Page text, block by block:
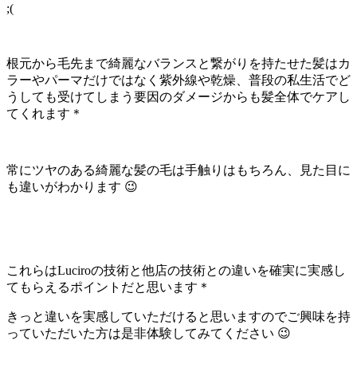
;(
根元から毛先まで綺麗なバランスと繋がりを持たせた髪はカ
ラーやパーマだけではなく紫外線や乾燥、普段の私生活でど
うしても受けてしまう要因のダメージからも髪全体でケアし
てくれます＊
常にツヤのある綺麗な髪の毛は手触りはもちろん、見た目に
も違いがわかります 😉
これらはLuciroの技術と他店の技術との違いを確実に実感し
てもらえるポイントだと思います＊
きっと違いを実感していただけると思いますのでご興味を持
っていただいた方は是非体験してみてください 😉